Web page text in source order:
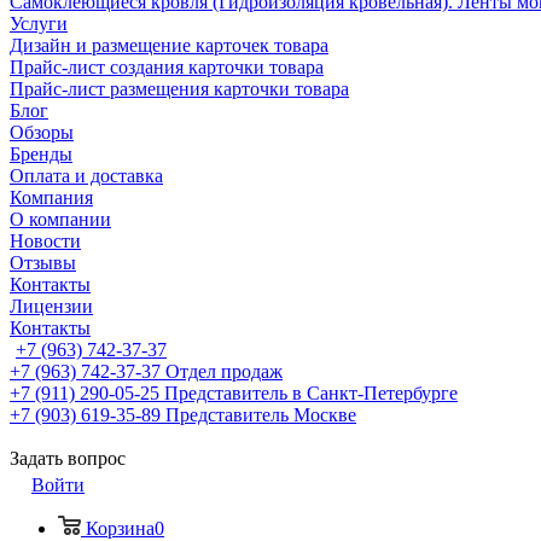
Услуги
Дизайн и размещение карточек товара
Прайс-лист создания карточки товара
Прайс-лист размещения карточки товара
Блог
Обзоры
Бренды
Оплата и доставка
Компания
О компании
Новости
Отзывы
Контакты
Лицензии
Контакты
+7 (963) 742-37-37
+7 (963) 742-37-37 Отдел продаж
+7 (911) 290-05-25 Представитель в Санкт-Петербурге
+7 (903) 619-35-89 Представитель Москве
Задать вопрос
Войти
Корзина0